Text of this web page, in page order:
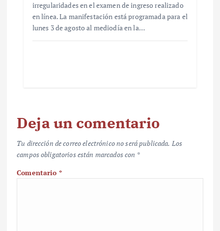
irregularidades en el examen de ingreso realizado
en línea. La manifestación está programada para el
lunes 3 de agosto al mediodía en la…
Deja un comentario
Tu dirección de correo electrónico no será publicada. Los
campos obligatorios están marcados con *
Comentario *